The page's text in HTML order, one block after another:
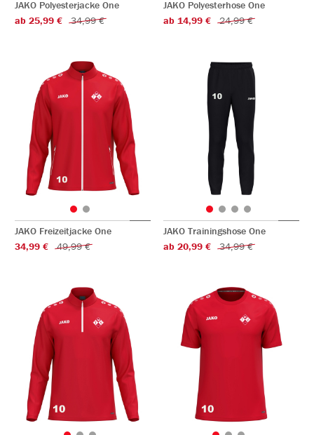
JAKO Polyesterjacke One
ab 25,99 €
34,99 €
JAKO Polyesterhose One
ab 14,99 €
24,99 €
JAKO Freizeitjacke One
34,99 €
49,99 €
JAKO Trainingshose One
ab 20,99 €
34,99 €